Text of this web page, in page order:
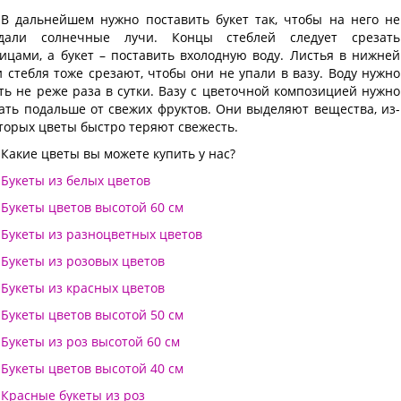
В дальнейшем нужно поставить букет так, чтобы на него не
солнечные лучи. Концы стеблей следует срезать
а букет – поставить вхолодную воду. Листья в нижней
стебля тоже срезают, чтобы они не упали в вазу. Воду нужно
не реже раза в сутки. Вазу с цветочной композицией нужно
подальше от свежих фруктов. Они выделяют вещества, из-
цветы быстро теряют свежесть.
Какие цветы вы можете купить у нас?
Букеты из белых цветов
Букеты цветов высотой 60 см
Букеты из разноцветных цветов
Букеты из розовых цветов
Букеты из красных цветов
Букеты цветов высотой 50 см
Букеты из роз высотой 60 см
Букеты цветов высотой 40 см
Красные букеты из роз